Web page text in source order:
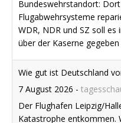
7 August 2026-
Der Flughafen Leipzig/
Katastrophe entkommen.
ausgerüstete Drohne so
Luftsicherheit zuständig?
Claudia Kornmeier.
Nationaler Sicherheitsrat
Drohne